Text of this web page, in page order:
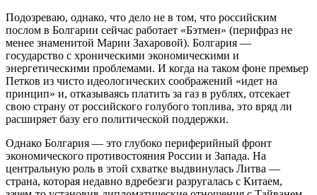
Подозреваю, однако, что дело не в том, что российским
послом в Болгарии сейчас работает «Бэтмен» (перифраз не
менее знаменитой Марии Захаровой). Болгария —
государство с хроническими экономическими и
энергетическими проблемами. И когда на таком фоне премьер
Петков из чисто идеологических соображений «идет на
принцип» и, отказываясь платить за газ в рублях, отсекает
свою страну от российского голубого топлива, это вряд ли
расширяет базу его политической поддержки.
Однако Болгария — это глубоко периферийный фронт
экономического противостояния России и Запада. На
центральную роль в этой схватке выдвинулась Литва —
страна, которая недавно вдребезги разругалась с Китаем,